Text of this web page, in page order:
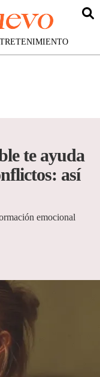
te ayuda
así
emocional